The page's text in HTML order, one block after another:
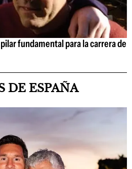
fundamental para la carrera de
DE ESPAÑA